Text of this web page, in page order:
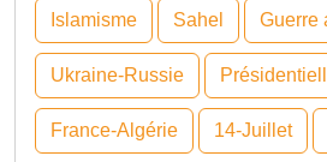
Islamisme Sahel Guerre
Ukraine-Russie
France-Algérie 14-Juillet